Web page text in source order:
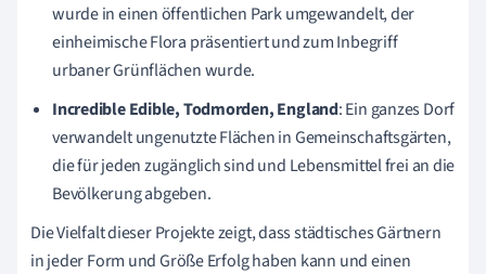
wurde in einen öffentlichen Park umgewandelt, der
einheimische Flora präsentiert und zum Inbegriff
urbaner Grünflächen wurde.
Incredible Edible, Todmorden, England: Ein ganzes Dorf
verwandelt ungenutzte Flächen in Gemeinschaftsgärten,
die für jeden zugänglich sind und Lebensmittel frei an die
Bevölkerung abgeben.
Die Vielfalt dieser Projekte zeigt, dass städtisches Gärtnern
in jeder Form und Größe Erfolg haben kann und einen